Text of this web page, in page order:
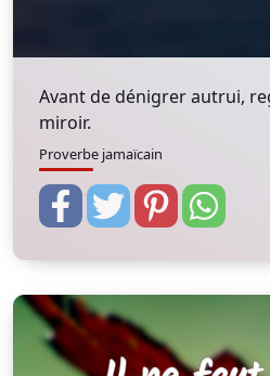
Avant de dénigrer autrui,
miroir.
Proverbe jamaïcain